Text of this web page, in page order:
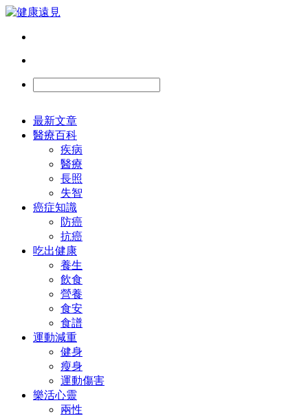
最新文章
醫療百科
疾病
醫療
長照
失智
癌症知識
防癌
抗癌
吃出健康
養生
飲食
營養
食安
食譜
運動減重
健身
瘦身
運動傷害
樂活心靈
兩性